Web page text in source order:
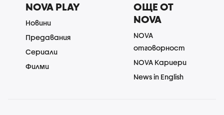
NOVA PLAY
Новини
Предавания
Сериали
Филми
ОЩЕ ОТ
NOVA
NOVA
отговорност
NOVA Кариери
News in English